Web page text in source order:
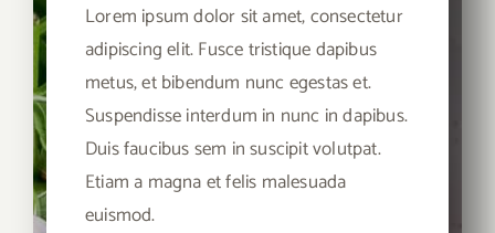
Lorem ipsum dolor sit amet, consectetur
adipiscing elit. Fusce tristique dapibus
metus, et bibendum nunc egestas et.
Suspendisse interdum in nunc in dapibus.
Duis faucibus sem in suscipit volutpat.
Etiam a magna et felis malesuada
euismod.